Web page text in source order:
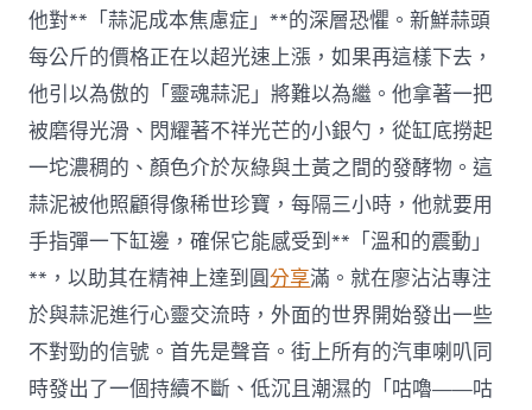
他對**「蒜泥成本焦慮症」**的深層恐懼。新鮮蒜頭
每公斤的價格正在以超光速上漲，如果再這樣下去，
他引以為傲的「靈魂蒜泥」將難以為繼。他拿著一把
被磨得光滑、閃耀著不祥光芒的小銀勺，從缸底撈起
一坨濃稠的、顏色介於灰綠與土黃之間的發酵物。這
蒜泥被他照顧得像稀世珍寶，每隔三小時，他就要用
手指彈一下缸邊，確保它能感受到**「溫和的震動」
**，以助其在精神上達到圓分享滿。就在廖沾沾專注
於與蒜泥進行心靈交流時，外面的世界開始發出一些
不對勁的信號。首先是聲音。街上所有的汽車喇叭同
時發出了一個持續不斷、低沉且潮濕的「咕嚕——咕